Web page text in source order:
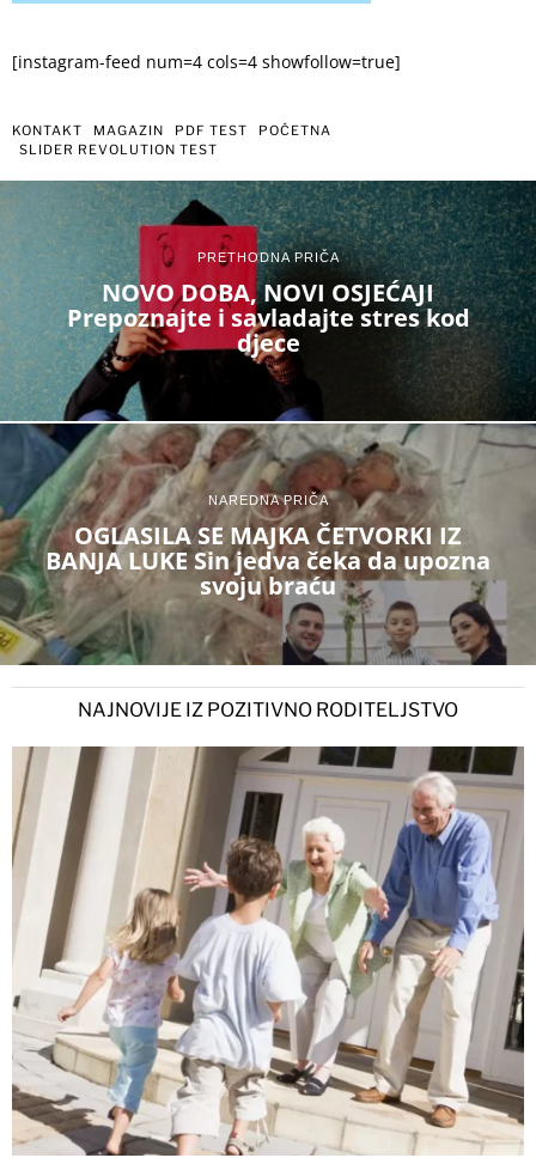
[instagram-feed num=4 cols=4 showfollow=true]
KONTAKT MAGAZIN PDF TEST
POČETNA
SLIDER REVOLUTION TEST
PRETHODNA PRIČA
NOVO DOBA, NOVI OSJEĆAJI
Prepoznajte i savladajte stres kod
djece
NAREDNA PRIČA
OGLASILA SE MAJKA ČETVORKI IZ
BANJA LUKE Sin jedva čeka da upozna
svoju braću
NAJNOVIJE IZ POZITIVNO RODITELJSTVO